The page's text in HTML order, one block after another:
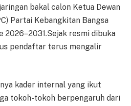
bakal calon Ketua Dewan
Partai Kebangkitan Bangsa
2026–2031.Sejak resmi dibuka
pendaftar terus mengalir
kader internal yang ikut
tokoh-tokoh berpengaruh dari